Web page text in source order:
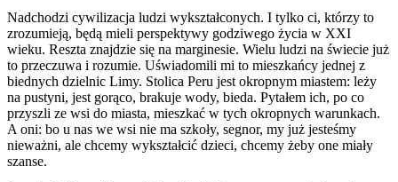
Nadchodzi cywilizacja ludzi wykształconych. I tylko ci, którzy to
zrozumieją, będą mieli perspektywy godziwego życia w XXI
wieku. Reszta znajdzie się na marginesie. Wielu ludzi na świecie już
to przeczuwa i rozumie. Uświadomili mi to mieszkańcy jednej z
biednych dzielnic Limy. Stolica Peru jest okropnym miastem: leży
na pustyni, jest gorąco, brakuje wody, bieda. Pytałem ich, po co
przyszli ze wsi do miasta, mieszkać w tych okropnych warunkach.
A oni: bo u nas we wsi nie ma szkoły, segnor, my już jesteśmy
nieważni, ale chcemy wykształcić dzieci, chcemy żeby one miały
szanse.